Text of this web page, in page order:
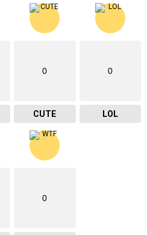
0
CUTE
0
LOL
0